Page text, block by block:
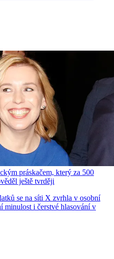
práskačem, který za 500
ještě tvrději
se na síti X zvrhla v osobní
minulost i čerstvé hlasování v